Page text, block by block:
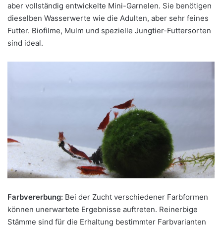
aber vollständig entwickelte Mini-Garnelen. Sie benötigen
dieselben Wasserwerte wie die Adulten, aber sehr feines
Futter. Biofilme, Mulm und spezielle Jungtier-Futtersorten
sind ideal.
Farbvererbung: Bei der Zucht verschiedener Farbformen
können unerwartete Ergebnisse auftreten. Reinerbige
Stämme sind für die Erhaltung bestimmter Farbvarianten